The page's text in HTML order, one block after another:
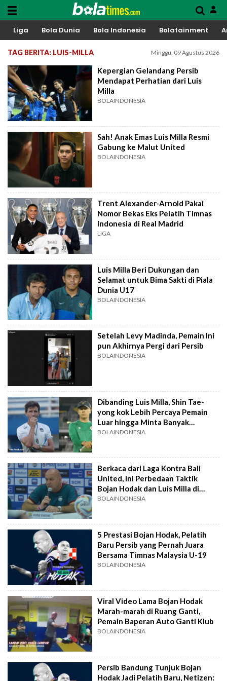
Liga Bola Dunia Bola Indonesia Bolatainment
TAG BERITA: LUIS-MILLA Minggu, 09 Agustus 2026
Kepergian Gelandang Persib
Mendapat Perhatian dari Luis
Milla
BOLAINDONESIA
Sah! Anak Emas Luis Milla Resmi
Gabung ke Malut United
BOLAINDONESIA
Trent Alexander-Arnold Pakai
Nomor Bekas Eks Pelatih Timnas
Indonesia di Real Madrid
LIGA
Luis Milla Beri Dukungan dan
Selamat untuk Bima Sakti di Piala
Dunia U17
BOLAINDONESIA
Setelah Levy Madinda, Pemain Ini
pun Akhirnya Pergi dari Persib
BOLAINDONESIA
Dibanding Luis Milla, Shin Tae-
yong kok Lebih Percaya Pemain
Luar hingga Minta Banyak
Naturalisasi
BOLAINDONESIA
Berkaca dari Laga Kontra Bali
United, Ini Perbedaan Taktik
Bojan Hodak dan Luis Milla di
Persib Bandung
BOLAINDONESIA
5 Prestasi Bojan Hodak, Pelatih
Baru Persib yang Pernah Juara
Bersama Timnas Malaysia U-19
BOLAINDONESIA
Viral Video Lama Bojan Hodak
Marah-marah di Ruang Ganti,
Pemain Baperan Auto Ganti Klub
BOLAINDONESIA
Persib Bandung Tunjuk Bojan
Hodak Jadi Pelatih Baru, Netizen: